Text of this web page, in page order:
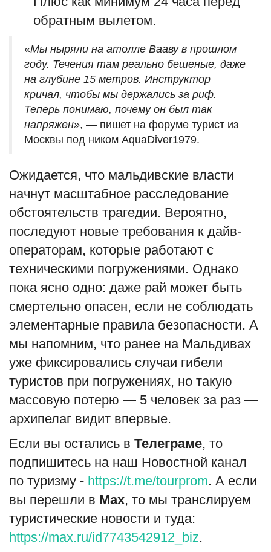
обратным вылетом.
«Мы ныряли на атолле Вааву в прошлом
году. Течения там реально бешеные, даже
на глубине 15 метров. Инструктор
кричал, чтобы мы держались за риф.
Теперь понимаю, почему он был так
напряжен», — пишет на форуме турист из
Москвы под ником AquaDiver1979.
Ожидается, что мальдивские власти
начнут масштабное расследование
обстоятельств трагедии. Вероятно,
последуют новые требования к дайв-
операторам, которые работают с
техническими погружениями. Однако
пока ясно одно: даже рай может быть
смертельно опасен, если не соблюдать
элементарные правила безопасности. А
мы напомним, что ранее на Мальдивах
уже фиксировались случаи гибели
туристов при погружениях, но такую
массовую потерю — 5 человек за раз —
архипелаг видит впервые.
Если вы остались в Телеграме, то
подпишитесь на наш Новостной канал
по туризму - https://t.me/tourprom. А если
вы перешли в Мах, то мы транслируем
туристические новости и туда:
https://max.ru/id7743542912_biz.